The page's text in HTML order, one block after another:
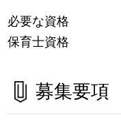
必要な資格
保育士資格
募集要項